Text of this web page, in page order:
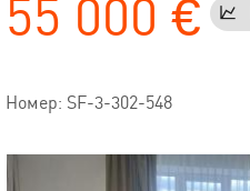
55 000 €
Номер: SF-3-302-548